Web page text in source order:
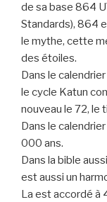
de sa base 864
Standards), 864
le mythe, cette
des étoiles.
Dans le
le cycle Katun
nouveau le 72, le
Dans le
000 ans.
Dans la bible
est aussi un
La est accordé à